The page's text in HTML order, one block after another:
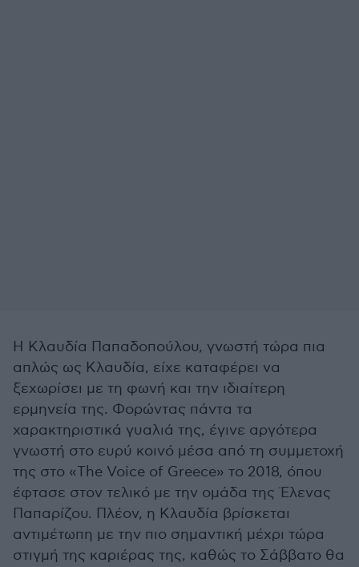
Η Κλαυδία Παπαδοπούλου, γνωστή τώρα πια
απλώς ως Κλαυδία, είχε καταφέρει να
ξεχωρίσει με τη φωνή και την ιδιαίτερη
ερμηνεία της. Φορώντας πάντα τα
χαρακτηριστικά γυαλιά της, έγινε αργότερα
γνωστή στο ευρύ κοινό μέσα από τη συμμετοχή
της στο «The Voice of Greece» το 2018, όπου
έφτασε στον τελικό με την ομάδα της Έλενας
Παπαρίζου. Πλέον, η Κλαυδία βρίσκεται
αντιμέτωπη με την πιο σημαντική μέχρι τώρα
στιγμή της καριέρας της, καθώς το Σάββατο θα